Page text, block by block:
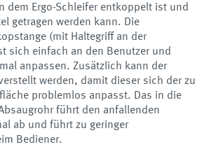
dem Ergo-Schleifer entkoppelt ist und
getragen werden kann. Die
(mit Haltegriff an der
sich einfach an den Benutzer und
anpassen. Zusätzlich kann der
werden, damit dieser sich der zu
problemlos anpasst. Das in die
führt den anfallenden
ab und führt zu geringer
Bediener.